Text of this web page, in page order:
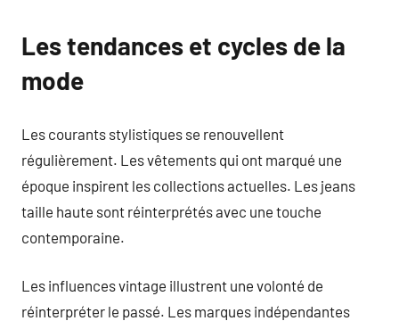
Les tendances et cycles de la
mode
Les courants stylistiques se renouvellent
régulièrement. Les vêtements qui ont marqué une
époque inspirent les collections actuelles. Les jeans
taille haute sont réinterprétés avec une touche
contemporaine.
Les influences vintage illustrent une volonté de
réinterpréter le passé. Les marques indépendantes